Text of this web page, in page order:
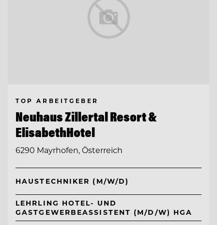
TOP ARBEITGEBER
Neuhaus Zillertal Resort &
ElisabethHotel
6290 Mayrhofen, Österreich
HAUSTECHNIKER (M/W/D)
LEHRLING HOTEL- UND
GASTGEWERBEASSISTENT (M/D/W) HGA